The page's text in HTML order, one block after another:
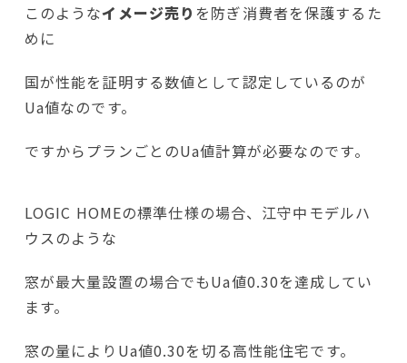
このようなイメージ売り を防ぎ消費者を保護するた
めに
国が性能を証明する数値として認定しているのが
Ua値なのです。
ですからプランごとのUa値計算が必要なのです。
LOGIC HOMEの標準仕様の場合、江守中モデルハ
ウスのような
窓が最大量設置の場合でもUa値0.30を達成してい
ます。
窓の量によりUa値0.30を切る高性能住宅です。